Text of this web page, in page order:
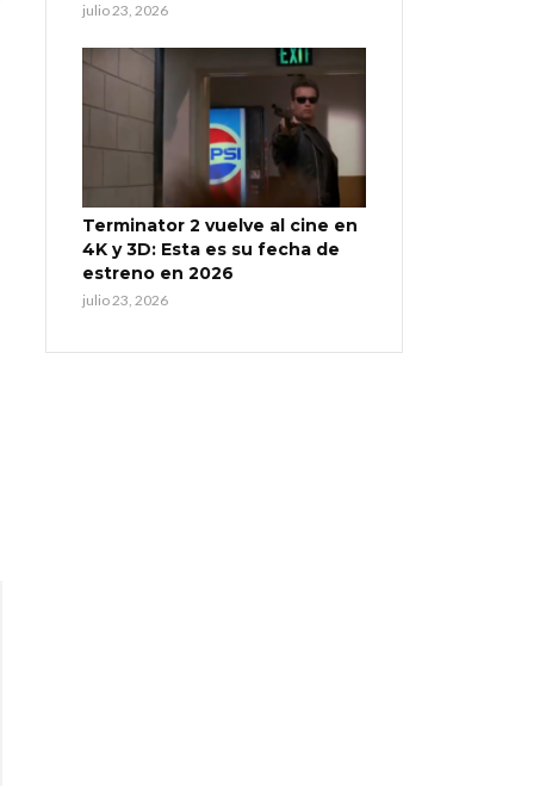
julio 23, 2026
Terminator 2 vuelve al cine en
4K y 3D: Esta es su fecha de
estreno en 2026
julio 23, 2026